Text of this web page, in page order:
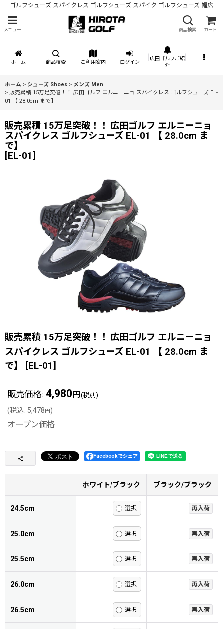
ゴルフシューズ スパイクレス ゴルフシューズ スパイク ゴルフシューズ 幅広
メニュー 商品検索 カート
ホーム 商品検索 ご利用案内 ログイン
広田ゴルフご紹
介
ホーム > シューズ Shoes > メンズ Men
> 販売累積 15万足突破！！ 広田ゴルフ エルニーニョ スパイクレス ゴルフシューズ EL-
01 【 28.0cm まで】
販売累積 15万足突破！！ 広田ゴルフ エルニーニョ
スパイクレス ゴルフシューズ EL-01 【 28.0cm ま
で】
[EL-01]
販売累積 15万足突破！！ 広田ゴルフ エルニーニョ
スパイクレス ゴルフシューズ EL-01 【 28.0cm ま
で】
[EL-01]
販売価格: 4,980 円 (税別)
(税込: 5,478 円 )
オープン価格
Facebookでシェア
ホワイト/ブラック ブラック/ブラック
24.5cm 再入荷
25.0cm 再入荷
25.5cm 再入荷
26.0cm 再入荷
26.5cm 再入荷